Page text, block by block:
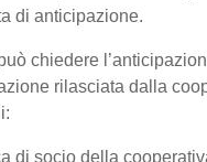
di anticipazione.
chiedere
rilasciata dalla
di socio della